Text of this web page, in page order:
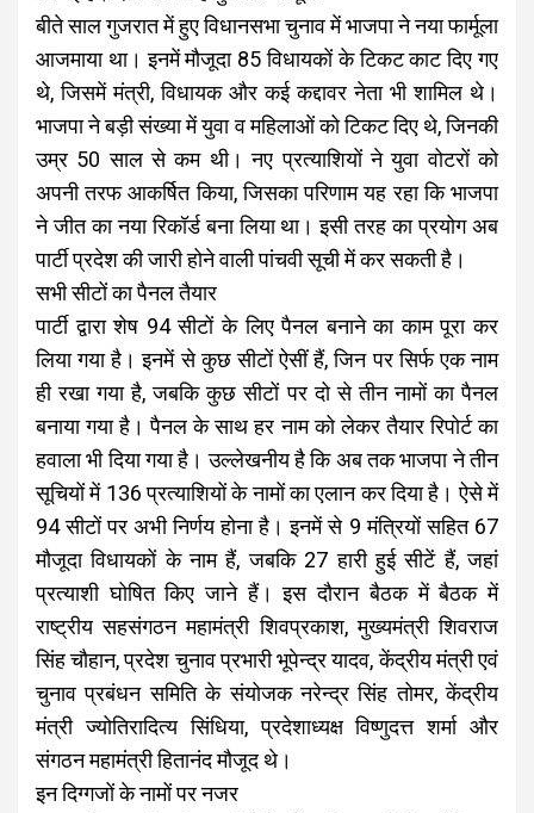
बीते साल गुजरात में हुए विधानसभा चुनाव में भाजपा ने नया फार्मूला
आजमाया था। इनमें मौजूदा 85 विधायकों के टिकट काट दिए गए
थे, जिसमें मंत्री, विधायक और कई कद्दावर नेता भी शामिल थे।
भाजपा ने बड़ी संख्या में युवा व महिलाओं को टिकट दिए थे, जिनकी
उम्र 50 साल से कम थी। नए प्रत्याशियों ने युवा वोटरों को
अपनी तरफ आकर्षित किया, जिसका परिणाम यह रहा कि भाजपा
ने जीत का नया रिकॉर्ड बना लिया था। इसी तरह का प्रयोग अब
पार्टी प्रदेश की जारी होने वाली पांचवी सूची में कर सकती है।
सभी सीटों का पैनल तैयार
पार्टी द्वारा शेष 94 सीटों के लिए पैनल बनाने का काम पूरा कर
लिया गया है। इनमें से कुछ सीटों ऐसीं हैं, जिन पर सिर्फ एक नाम
ही रखा गया है, जबकि कुछ सीटों पर दो से तीन नामों का पैनल
बनाया गया है। पैनल के साथ हर नाम को लेकर तैयार रिपोर्ट का
हवाला भी दिया गया है। उल्लेखनीय है कि अब तक भाजपा ने तीन
सूचियों में 136 प्रत्याशियों के नामों का एलान कर दिया है। ऐसे में
94 सीटों पर अभी निर्णय होना है। इनमें से 9 मंत्रियों सहित 67
मौजूदा विधायकों के नाम हैं, जबकि 27 हारी हुई सीटें हैं, जहां
प्रत्याशी घोषित किए जाने हैं। इस दौरान बैठक में बैठक में
राष्ट्रीय सहसंगठन महामंत्री शिवप्रकाश, मुख्यमंत्री शिवराज
सिंह चौहान, प्रदेश चुनाव प्रभारी भूपेन्द्र यादव, केंद्रीय मंत्री एवं
चुनाव प्रबंधन समिति के संयोजक नरेन्द्र सिंह तोमर, केंद्रीय
मंत्री ज्योतिरादित्य सिंधिया, प्रदेशाध्यक्ष विष्णुदत्त शर्मा और
संगठन महामंत्री हितानंद मौजूद थे।
इन दिग्गजों के नामों पर नजर